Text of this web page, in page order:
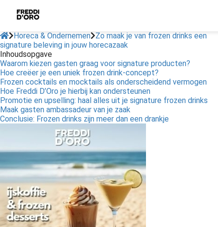
Horeca & Ondernemen
Zo maak je van frozen drinks een
signature beleving in jouw horecazaak
Inhoudsopgave
Waarom kiezen gasten graag voor signature producten?
Hoe creëer je een uniek frozen drink-concept?
Frozen cocktails en mocktails als onderscheidend vermogen
Hoe Freddi D’Oro je hierbij kan ondersteunen
Promotie en upselling: haal alles uit je signature frozen drinks
Maak gasten ambassadeur van je zaak
Conclusie: Frozen drinks zijn meer dan een drankje